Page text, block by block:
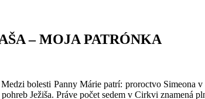
– MOJA PATRÓNKA
bolesti Panny Márie patrí: proroctvo Simeona
Ježiša. Práve počet sedem v Cirkvi znamená